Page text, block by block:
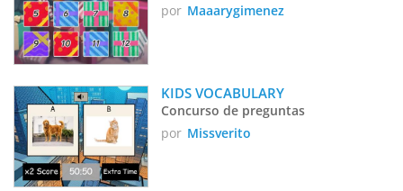
por Maaarygimenez
KIDS VOCABULARY
Concurso de preguntas
por Missverito